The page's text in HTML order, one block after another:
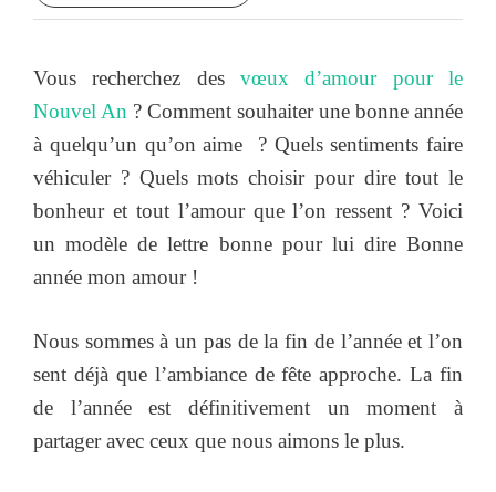
Vous recherchez des vœux d’amour pour le
Nouvel An ? Comment souhaiter une bonne année
à quelqu’un qu’on aime ? Quels sentiments faire
véhiculer ? Quels mots choisir pour dire tout le
bonheur et tout l’amour que l’on ressent ? Voici
un modèle de lettre bonne pour lui dire Bonne
année mon amour !
Nous sommes à un pas de la fin de l’année et l’on
sent déjà que l’ambiance de fête approche. La fin
de l’année est définitivement un moment à
partager avec ceux que nous aimons le plus.